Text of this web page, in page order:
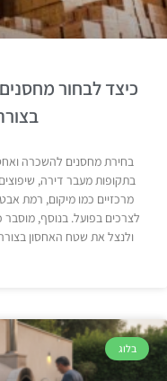
כיצד לבחור
בחירת מחסנים להשכרה
בתקופות מעבר דירה,
מרכזיים כמו מיקום, רמת
לצרכים בפועל. בנוסף, מוסבר
ולנצל את שטח האחסון
בלוג